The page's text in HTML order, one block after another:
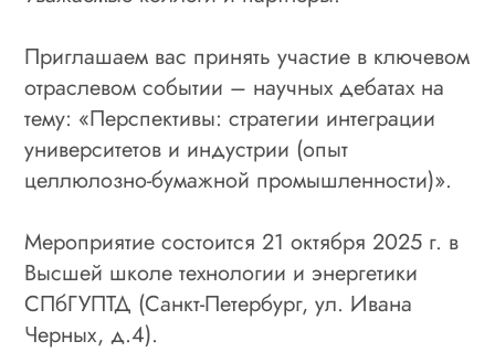
Приглашаем вас принять участие в ключевом
отраслевом событии – научных дебатах на
тему: «Перспективы: стратегии интеграции
университетов и индустрии (опыт
целлюлозно-бумажной промышленности)».
Мероприятие состоится 21 октября 2025 г. в
Высшей школе технологии и энергетики
СПбГУПТД (Санкт-Петербург, ул. Ивана
Черных, д.4).